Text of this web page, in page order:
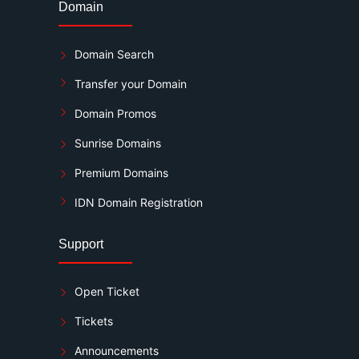
Domain
Domain Search
Transfer your Domain
Domain Promos
Sunrise Domains
Premium Domains
IDN Domain Registration
Support
Open Ticket
Tickets
Announcements